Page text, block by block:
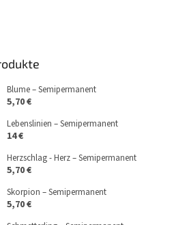
Blume – Semipermanent
5,70 €
Lebenslinien – Semipermanent
14 €
Herzschlag - Herz – Semipermanent
5,70 €
Skorpion – Semipermanent
5,70 €